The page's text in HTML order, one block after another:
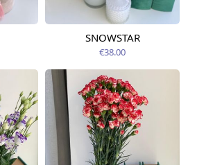
Pieejams šodien
SNOWSTAR
€38.00